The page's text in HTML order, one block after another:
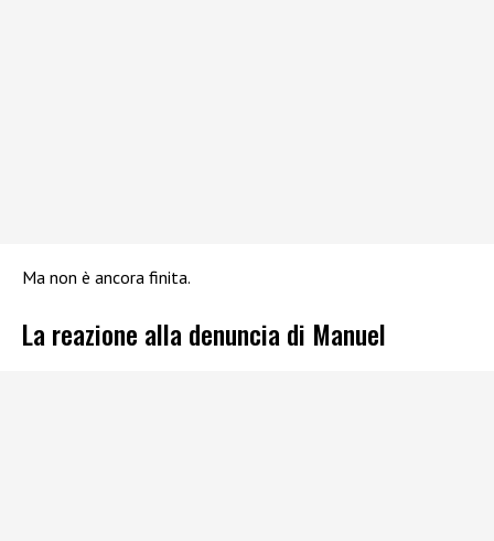
Ma non è ancora finita.
La reazione alla denuncia di Manuel